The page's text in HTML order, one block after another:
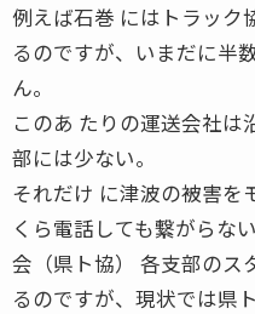
例えば石巻 にはトラック
るのですが、いまだに半
ん。
このあ たりの運送会社は
部には少ない。
それだけ に津波の被害
くら電話しても繋がらな
会（県ト協） 各支部のス
るのですが、現状では県